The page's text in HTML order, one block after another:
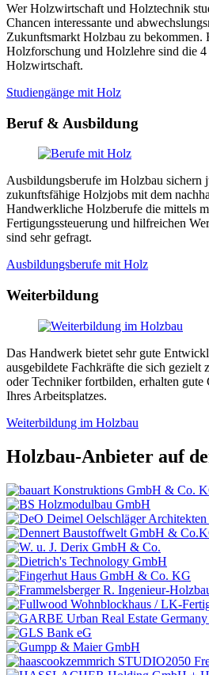
Wer Holzwirtschaft und Holztechnik
Chancen interessante und
Zukunftsmarkt Holzbau zu bekommen.
Holzforschung und Holzlehre sind die
Holzwirtschaft.
Studiengänge mit Holz
Beruf & Ausbildung
Ausbildungsberufe im Holzbau sichern
zukunftsfähige Holzjobs mit dem
Handwerkliche Holzberufe die mittels
Fertigungssteuerung und hilfreichen
sind sehr gefragt.
Ausbildungsberufe mit Holz
Weiterbildung
Das Handwerk bietet sehr gute
ausgebildete Fachkräfte die sich gezielt
oder Techniker fortbilden, erhalten gute
Ihres Arbeitsplatzes.
Weiterbildung im Holzbau
Holzbau-Anbieter auf